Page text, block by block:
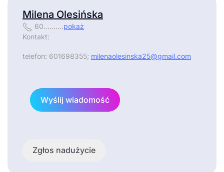
Milena Olesińska
60..........pokaż
Kontakt:
telefon: 601698355; milenaolesinska25@gmail.com
Wyślij wiadomość
Zgłos nadużycie